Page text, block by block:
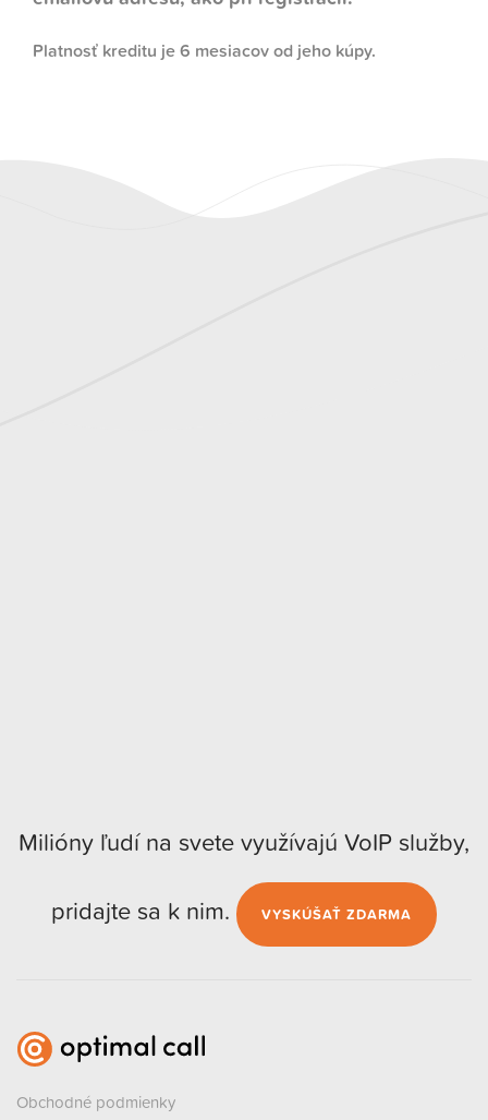
Platnosť kreditu je 6 mesiacov od jeho kúpy.
Milióny ľudí na svete využívajú VoIP služby,
pridajte sa k nim.
VYSKÚŠAŤ ZDARMA
Obchodné podmienky